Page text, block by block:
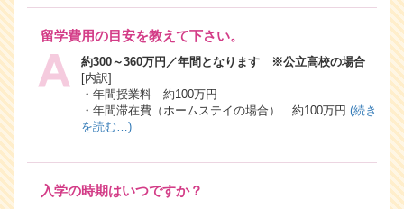
留学費用の目安を教えて下さい。
約300～360万円／年間となります ※公立高校の場合
[内訳]
・年間授業料 約100万円
・年間滞在費（ホームステイの場合） 約100万円 (続き
を読む…)
入学の時期はいつですか？